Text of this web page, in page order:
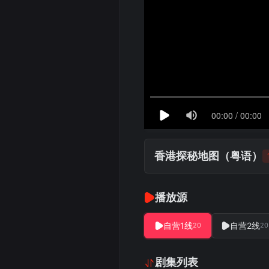
香港探秘地图（粤语） 1
播放源
自营1线20 自营2线20
剧集列表